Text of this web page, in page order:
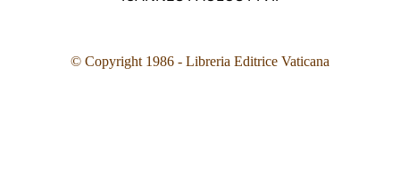
© Copyright 1986 - Libreria Editrice Vaticana